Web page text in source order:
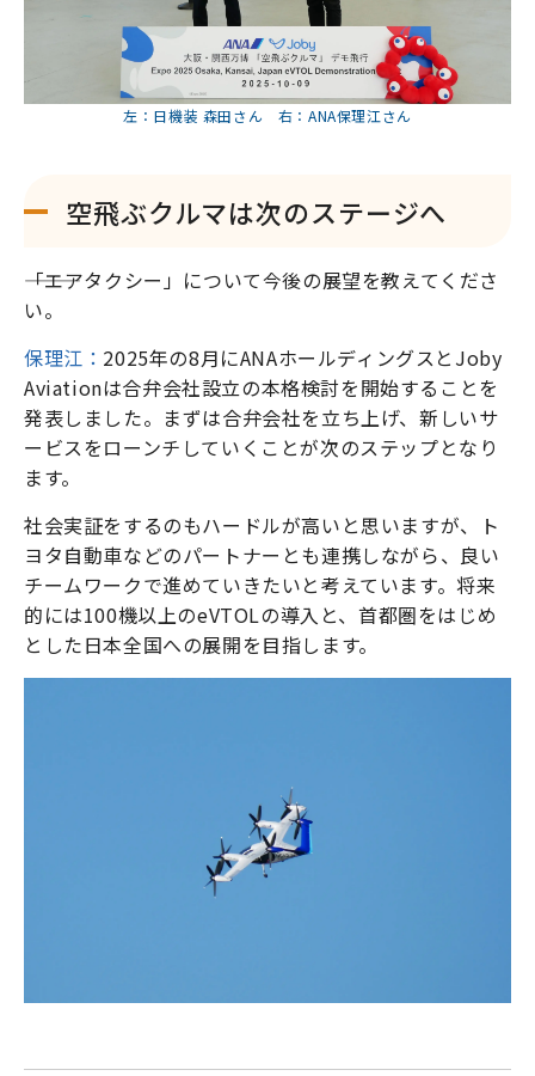
左：日機装 森田さん 右：ANA保理江さん
空飛ぶクルマは次のステージへ
―――「エアタクシー」について今後の展望を教えてくださ
い。
保理江： 2025年の8月にANAホールディングスとJoby
Aviationは合弁会社設立の本格検討を開始することを
発表しました。まずは合弁会社を立ち上げ、新しいサ
ービスをローンチしていくことが次のステップとなり
ます。
社会実証をするのもハードルが高いと思いますが、ト
ヨタ自動車などのパートナーとも連携しながら、良い
チームワークで進めていきたいと考えています。将来
的には100機以上のeVTOLの導入と、首都圏をはじめ
とした日本全国への展開を目指します。